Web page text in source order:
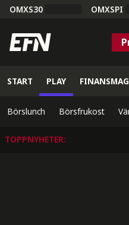
OMXS30 OMXSPI
START PLAY
Börslunch Börsfrukost
TOPPNYHETER: